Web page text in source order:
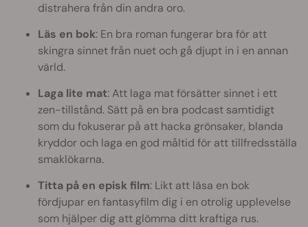
distrahera från din andra oro.
Läs en bok: En bra roman fungerar bra för att
skingra sinnet från nuet och gå djupt in i en annan
värld.
Laga lite mat: Att laga mat försätter sinnet i ett
zen-tillstånd. Sätt på en bra podcast samtidigt
som du fokuserar på att hacka grönsaker, blanda
kryddor och laga en god måltid för att tillfredsställa
smaklökarna.
Titta på en episk film: Likt att läsa en bok
fördjupar en fantasyfilm dig i en otrolig upplevelse
som hjälper dig att glömma ditt kraftiga rus.